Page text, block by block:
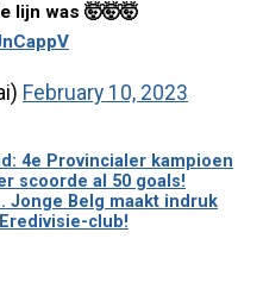
lijn was 🤯🤯🤯
February 10, 2023
4e Provincialer kampioen
scoorde al 50 goals!
Jonge Belg maakt indruk
club!